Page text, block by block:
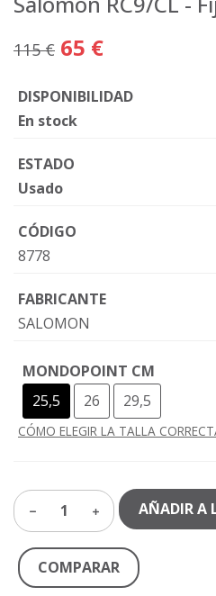
115 € 65 €
DISPONIBILIDAD
En stock
ESTADO
Usado
CÓDIGO
8778
FABRICANTE
SALOMON
MONDOPOINT CM
25,5
26 29,5
CÓMO ELEGIR LA TALLA
1 AÑADIR A
COMPARAR